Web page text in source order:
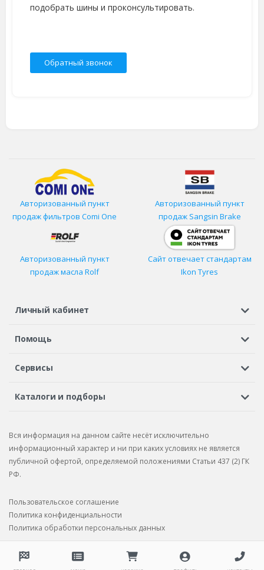
подобрать шины и проконсультировать.
Обратный звонок
Авторизованный пункт
продаж фильтров Comi One
Авторизованный пункт
продаж Sangsin Brake
Авторизованный пункт
продаж масла Rolf
Сайт отвечает стандартам
Ikon Tyres
Личный кабинет
Регистрация или вход
Помощь
Шины в кредит
Сервисы
Автосервисы
Бонусная программа
Рекламации по услугам
Каталоги и подборы
Подбор запчастей
Каталог запчастей
Вся информация на данном сайте несёт исключительно
информационный характер и ни при каких условиях не является
публичной офертой, определяемой положениями Статьи 437 (2) ГК
РФ.
Пользовательское соглашение
Политика конфиденциальности
Политика обработки персональных данных